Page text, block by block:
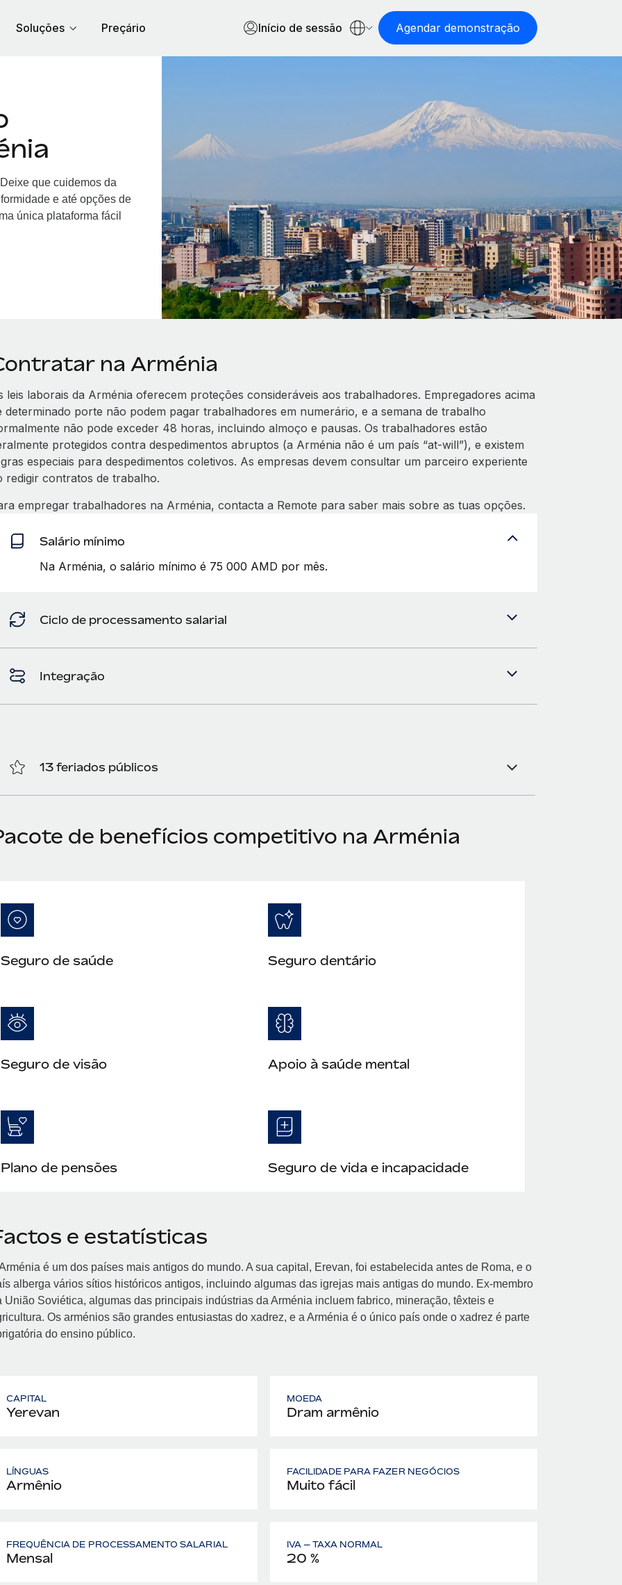
Soluções Preçário Início de sessão Agendar demonstração
que cuidemos da
e até opções de
única plataforma fácil
na Arménia
leis laborais da Arménia oferecem proteções consideráveis aos trabalhadores. Empregadores acima
determinado porte não podem pagar trabalhadores em numerário, e a semana de trabalho
não pode exceder 48 horas, incluindo almoço e pausas. Os trabalhadores estão
protegidos contra despedimentos abruptos (a Arménia não é um país “at-will”), e existem
especiais para despedimentos coletivos. As empresas devem consultar um parceiro experiente
redigir contratos de trabalho.
empregar trabalhadores na Arménia, contacta a Remote para saber mais sobre as tuas opções.
Salário mínimo
Na Arménia, o salário mínimo é 75 000 AMD por mês.
Ciclo de processamento salarial
Integração
13 feriados públicos
de benefícios competitivo na Arménia
Seguro de saúde Seguro dentário
Seguro de visão Apoio à saúde mental
Plano de pensões Seguro de vida e incapacidade
e estatísticas
é um dos países mais antigos do mundo. A sua capital, Erevan, foi estabelecida antes de Roma, e o
alberga vários sítios históricos antigos, incluindo algumas das igrejas mais antigas do mundo. Ex-membro
União Soviética, algumas das principais indústrias da Arménia incluem fabrico, mineração, têxteis e
Os arménios são grandes entusiastas do xadrez, e a Arménia é o único país onde o xadrez é parte
do ensino público.
CAPITAL
Yerevan
MOEDA
Dram armênio
LÍNGUAS
Armênio
FACILIDADE PARA FAZER NEGÓCIOS
Muito fácil
FREQUÊNCIA DE PROCESSAMENTO SALARIAL
Mensal
IVA — TAXA NORMAL
20 %